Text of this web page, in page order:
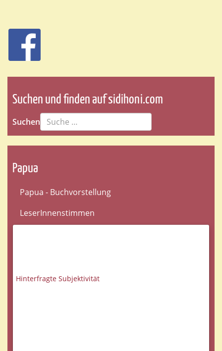
Suchen und finden auf sidihoni.com
Suchen
Papua
Papua - Buchvorstellung
LeserInnenstimmen
Hinterfragte Subjektivität